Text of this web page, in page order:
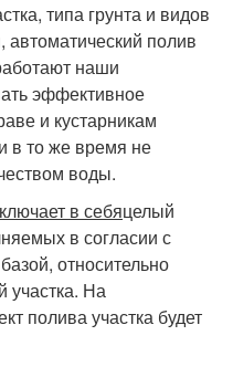
типа грунта и видов
полив
наши
эффективное
и кустарникам
в то же время не
воды.
в себяцелый
в согласии с
относительно
участка. На
полива участка будет